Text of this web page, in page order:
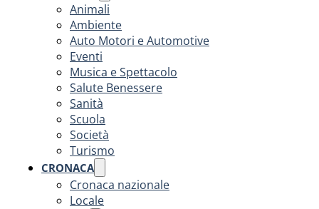
Animali
Ambiente
Auto Motori e Automotive
Eventi
Musica e Spettacolo
Salute Benessere
Sanità
Scuola
Società
Turismo
CRONACA
Cronaca nazionale
Locale